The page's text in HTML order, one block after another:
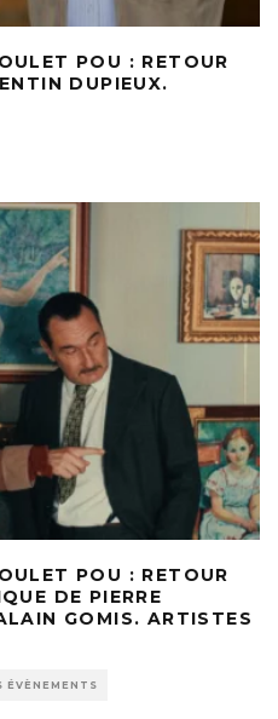
POU : RETOUR
DUPIEUX.
POU : RETOUR
DE PIERRE
GOMIS. ARTISTES
ÉVÈNEMENTS